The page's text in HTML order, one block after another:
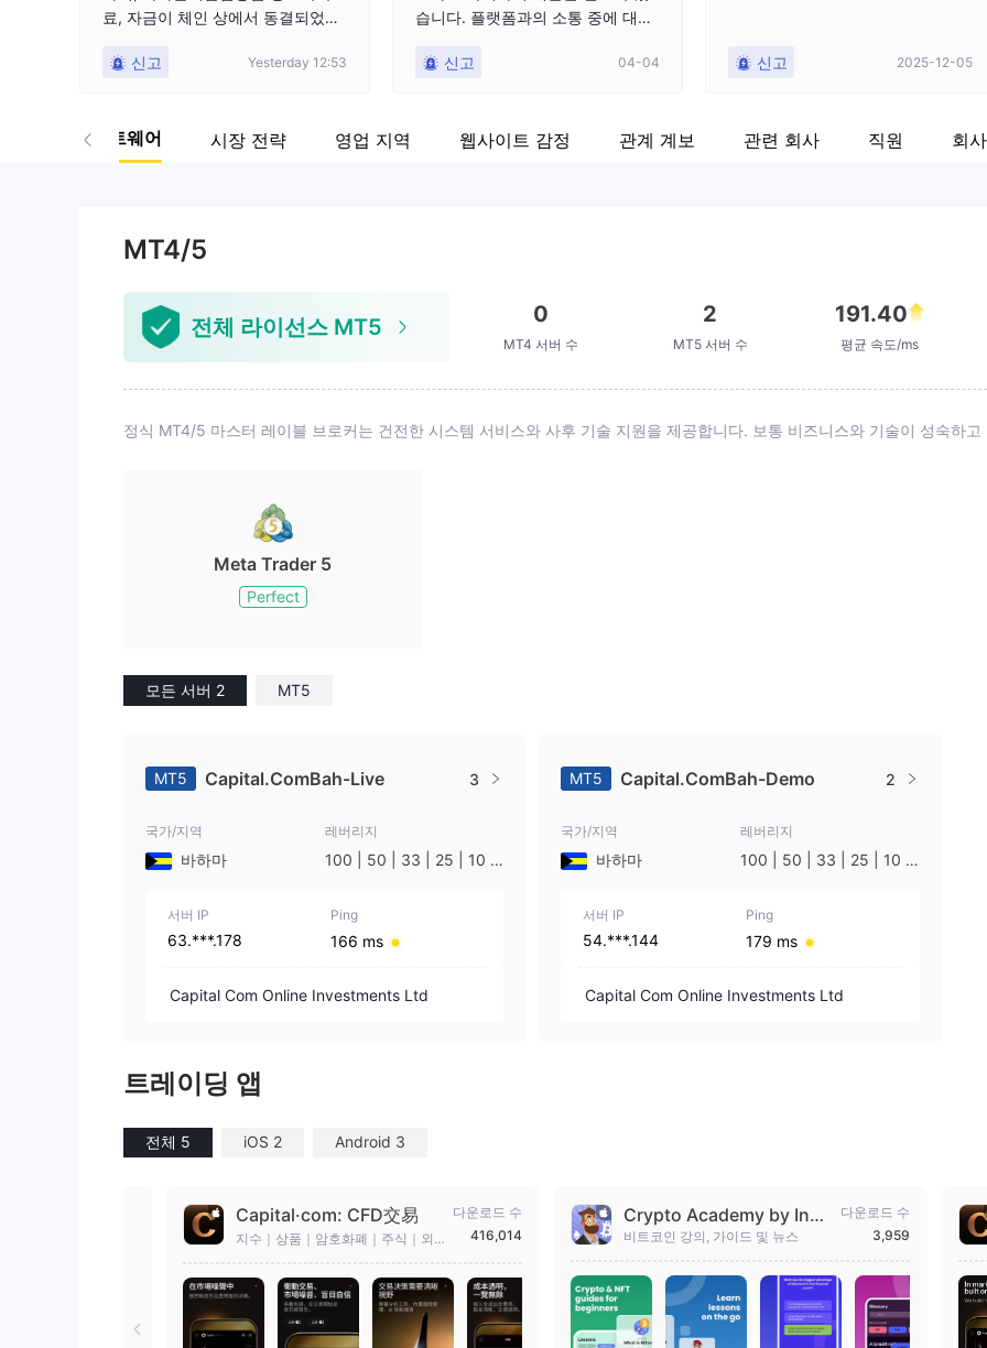
료, 자금이 체인 상에서 동결되었다
부담하겠다고 밝히며 일부를 부담하
또 고객 관리자 명목으로 수만 U의
소위 합의금을 지불하라고 요구하며
영을 진행하는 것이 적법한가요? 모
두 정보를 잘 식별하시기 바랍니다.
신고 Yesterday 12:53
습니다. 플랫폼과의 소통 중에 대출
것이며 출금이 가능할 것이라고 말
좌에 입금된 후, 플랫폼은 다양한 이
신고 04-04 신고 2025-12-05
관련 소프트웨어 시장 전략 영업 지역 웹사이트 감정 관계 계보 관련 회사 직원 회
MT4/5
전체 라이선스 MT5 0
MT4 서버 수
2
MT5 서버 수
191.40
평균 속도/ms
정식 MT4/5 마스터 레이블 브로커는 건전한 시스템 서비스와 사후 기술 지원을 제공합니다. 보통 비즈니스와 기술이 성숙하
Meta Trader 5
Perfect
모든 서버 2 MT5
MT5 Capital.ComBah-Live 3
국가/지역
바하마
레버리지
100 | 50 | 33 | 25 | 10 |
서버 IP
63.***.178
Ping
166 ms
Capital Com Online Investments Ltd
MT5 Capital.ComBah-Demo 2
국가/지역
바하마
레버리지
100 | 50 | 33 | 25 | 10 |
서버 IP
54.***.144
Ping
179 ms
Capital Com Online Investments Ltd
트레이딩 앱
전체 5 iOS 2 Android 3
Capital·com: CFD交易
지수｜상품｜암호화폐｜주식｜외
다운로드 수
416,014
Crypto Academy by Inve
stmate
비트코인 강의, 가이드 및 뉴스
다운로드 수
3,959